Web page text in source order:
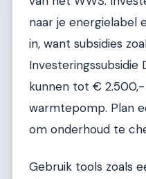
naar je energielabel
in, want subsidies
Investeringssubsidie
kunnen tot €
warmtepomp. Plan
om onderhoud te
Gebruik tools zoals